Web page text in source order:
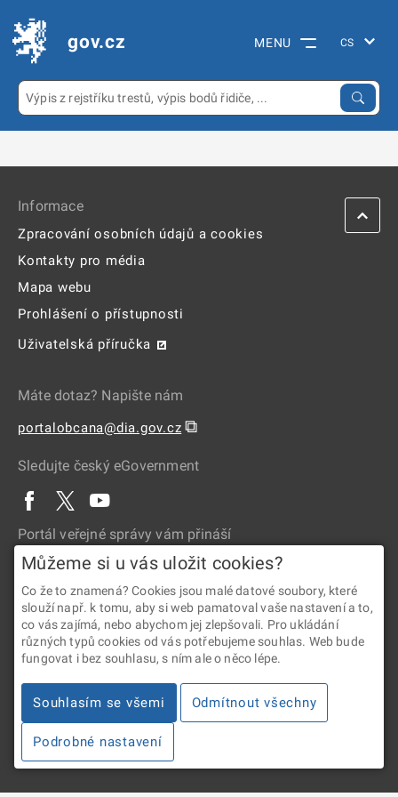
gov.cz MENU
Informace
Zpracování osobních údajů a cookies
Kontakty pro média
Mapa webu
Prohlášení o přístupnosti
Uživatelská příručka
Máte dotaz? Napište nám
portalobcana@dia.gov.cz ⧉
Sledujte český eGovernment
Portál veřejné správy vám přináší
2026 © Digitální a informační agentura • Informace jsou poskytovány
v souladu se zákonem č. 106/1999 Sb., o svobodném přístupu
Verze 4.2.288
Můžeme si u vás uložit cookies?
Co že to znamená? Cookies jsou malé datové soubory, které
slouží např. k tomu, aby si web pamatoval vaše nastavení a to,
co vás zajímá, nebo abychom jej zlepšovali. Pro ukládání
různých typů cookies od vás potřebujeme souhlas. Web bude
fungovat i bez souhlasu, s ním ale o něco lépe.
Souhlasím se všemi Odmítnout všechny
Podrobné nastavení